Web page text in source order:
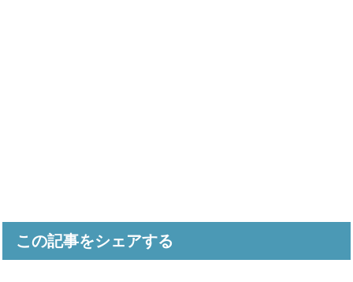
この記事をシェアする